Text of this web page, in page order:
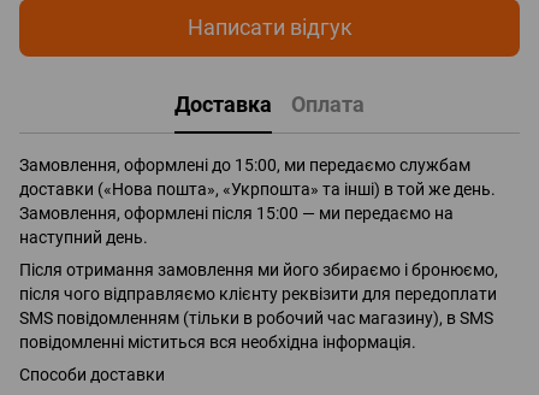
Написати відгук
Доставка Оплата
Замовлення, оформлені до 15:00, ми передаємо службам
доставки («Нова пошта», «Укрпошта» та інші) в той же день.
Замовлення, оформлені після 15:00 — ми передаємо на
наступний день.
Після отримання замовлення ми його збираємо і бронюємо,
після чого відправляємо клієнту реквізити для передоплати
SMS повідомленням (тільки в робочий час магазину), в SMS
повідомленні міститься вся необхідна інформація.
Способи доставки